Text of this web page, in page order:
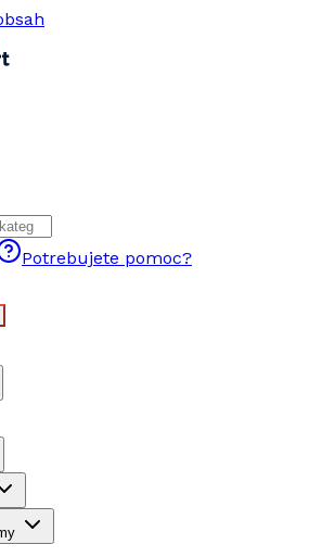
Potrebujete pomoc?